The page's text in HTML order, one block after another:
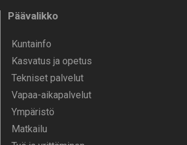
Päävalikko
Kunta­info
Kasvatus ja opetus
Tekniset palvelut
Vapaa-aika­palvelut
Ympä­ristö
Mat­kailu